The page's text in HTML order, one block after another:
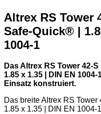
Altrex RS Tower
Safe-Quick® |
1004-1
Das Altrex RS Tower 42-
1.85 x 1.35 | DIN EN
Einsatz konstruiert.
Das breite Altrex RS Tower
1.85 x 1.35 | DIN EN 1004-